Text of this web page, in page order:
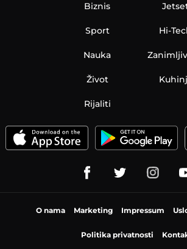
Biznis
Sport
Nauka
Hi-
Život
Rijaliti
O nama Marketing Impressum
Politika privatnosti